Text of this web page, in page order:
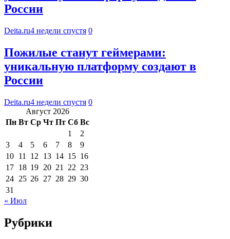
России
Deita.ru4 недели спустя 0
Пожилые станут геймерами:
уникальную платформу создают в
России
Deita.ru4 недели спустя 0
Август 2026
Пн Вт Ср Чт Пт Сб Вс
1
2
3
4 5 6 7 8
9
10 11 12 13 14 15 16
17 18 19 20 21 22 23
24 25 26 27 28 29 30
31
« Июл
Рубрики